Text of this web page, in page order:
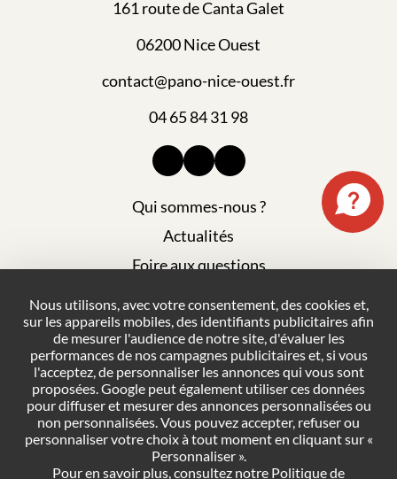
161 route de Canta Galet
06200 Nice Ouest
contact@pano-nice-ouest.fr
04 65 84 31 98
Qui sommes-nous ?
Actualités
Foire aux questions
Plan du site
Politique de confidentialité
Conditions générales de vente
Gestion des cookies
NOUS CONTACTER
Nous utilisons, avec votre consentement, des cookies et,
sur les appareils mobiles, des identifiants publicitaires afin
de mesurer l'audience de notre site, d'évaluer les
performances de nos campagnes publicitaires et, si vous
l'acceptez, de personnaliser les annonces qui vous sont
proposées. Google peut également utiliser ces données
pour diffuser et mesurer des annonces personnalisées ou
non personnalisées. Vous pouvez accepter, refuser ou
personnaliser votre choix à tout moment en cliquant sur «
Personnaliser ».
Pour en savoir plus, consultez notre Politique de